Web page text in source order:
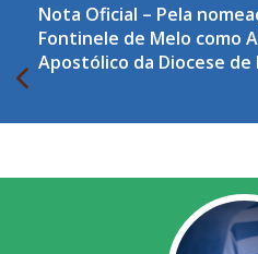
Nota Oficial – Pela
Fontinele de Melo como
Apostólico da Diocese de